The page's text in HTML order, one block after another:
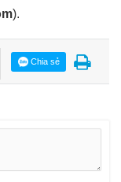
).
Chia sẻ